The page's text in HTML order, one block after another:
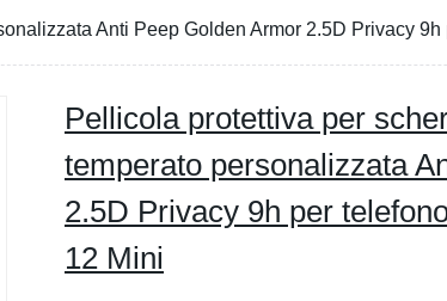
Anti Peep Golden Armor 2.5D Privacy
Pellicola protettiva per
temperato personalizzata
2.5D Privacy 9h per
12 Mini